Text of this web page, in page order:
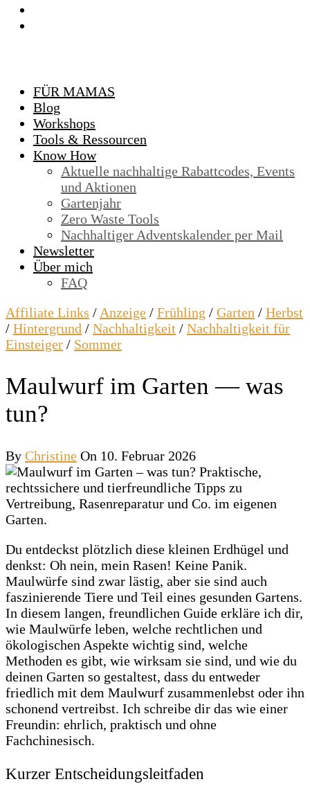
FÜR MAMAS
Blog
Workshops
Tools & Ressourcen
Know How
Aktuelle nachhaltige Rabattcodes, Events
und Aktionen
Gartenjahr
Zero Waste Tools
Nachhaltiger Adventskalender per Mail
Newsletter
Über mich
FAQ
Affiliate Links / Anzeige / Frühling / Garten / Herbst
/ Hintergrund / Nachhaltigkeit / Nachhaltigkeit für
Einsteiger / Sommer
Maulwurf im Garten — was
tun?
By Christine On 10. Februar 2026
Du entdeckst plötzlich diese kleinen Erdhügel und
denkst: Oh nein, mein Rasen! Keine Panik.
Maulwürfe sind zwar lästig, aber sie sind auch
faszinierende Tiere und Teil eines gesunden Gartens.
In diesem langen, freundlichen Guide erkläre ich dir,
wie Maulwürfe leben, welche rechtlichen und
ökologischen Aspekte wichtig sind, welche
Methoden es gibt, wie wirksam sie sind, und wie du
deinen Garten so gestaltest, dass du entweder
friedlich mit dem Maulwurf zusammenlebst oder ihn
schonend vertreibst. Ich schreibe dir das wie einer
Freundin: ehrlich, praktisch und ohne
Fachchinesisch.
Kurzer Entscheidungsleitfaden